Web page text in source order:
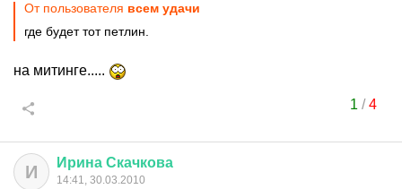
От пользователя всем удачи
где будет тот петлин.
на митинге.....
1 /4
И Ирина Скачкова
14:41, 30.03.2010